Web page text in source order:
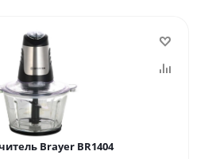
Brayer BR1404